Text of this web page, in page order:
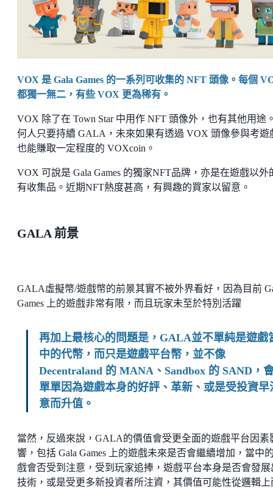
VOX 是 Gala Games 的一系列可收集的 NFT 頭像。每個
都獨一無二，有些 VOX 更為稀有。
VOX 除了在 Town Star 中用作 NFT 頭像外，也有其他用途
何人只要持續 GALA，未來如果有透過 VOX 頭像參與考遊
也能賺取一定程度的 VOXcoin。
VOX 可說是 Gala Games 的獨家NFT品牌，亦是在遊戲以外
有收集品。近期NFT熱度甚高，有興趣的買家以留意。
GALA 前景
GALA虛擬幣/遊戲幣的前景其實不被外界看好，因為目前
Games 上的遊戲非常有限，而且玩家未至於特別活躍
再加上最核心的問題是，GALA並不單純是遊戲
中的代幣，而只是遊戲平台幣，並不像
Decentraland 的 MANA、Sandbox 的 SAND，
單單因為遊戲本身的好評、革新、或是受投資早
意而升值。
當然，反過來說，GALA的價值會受更全面的遊戲平台因素
響，包括 Gala Games 上的遊戲未來是否會繼續增加，當中
戲會否受到注意，受到玩家追捧，遊戲平台本身是否會發展
技術，或是受更多新投資者所注資，其價值可能性從邏輯上